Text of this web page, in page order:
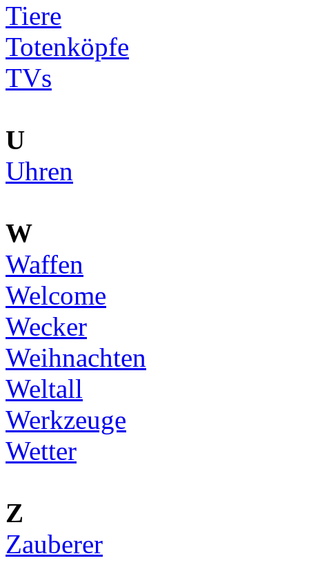
Tiere
Totenköpfe
TVs
U
Uhren
W
Waffen
Welcome
Wecker
Weihnachten
Weltall
Werkzeuge
Wetter
Z
Zauberer